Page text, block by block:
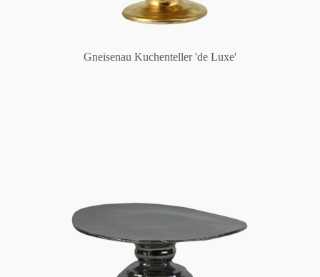
Gneisenau Kuchenteller 'de Luxe'